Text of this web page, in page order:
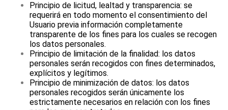
Principio de licitud, lealtad y transparencia: se
requerirá en todo momento el consentimiento del
Usuario previa información completamente
transparente de los fines para los cuales se recogen
los datos personales.
Principio de limitación de la finalidad: los datos
personales serán recogidos con fines determinados,
explícitos y legítimos.
Principio de minimización de datos: los datos
personales recogidos serán únicamente los
estrictamente necesarios en relación con los fines